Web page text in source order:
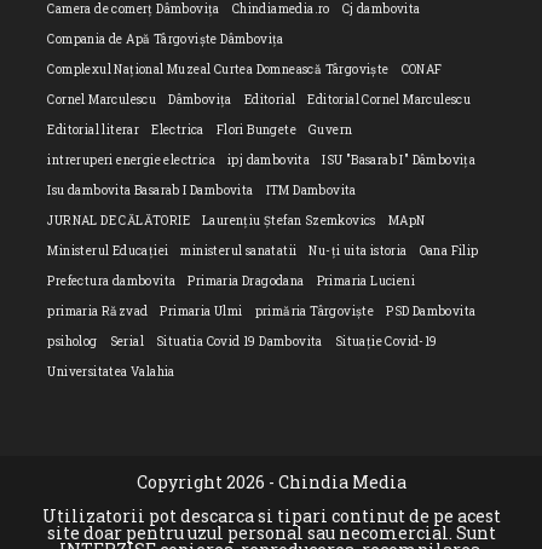
Camera de comerț Dâmbovița
Chindiamedia.ro
Cj dambovita
Compania de Apă Târgoviște Dâmbovița
Complexul Național Muzeal Curtea Domnească Târgoviște
CONAF
Cornel Marculescu
Dâmbovița Editorial
Editorial Cornel Marculescu
Editorial literar
Electrica Flori Bungete
Guvern
intreruperi energie electrica
ipj dambovita
ISU "Basarab I" Dâmbovița
Isu dambovita Basarab I Dambovita
ITM Dambovita
JURNAL DE CĂLĂTORIE
Laurențiu Ștefan Szemkovics
MApN
Ministerul Educației
ministerul sanatatii Nu-ți uita istoria
Oana Filip
Prefectura dambovita
Primaria Dragodana
Primaria Lucieni
primaria Răzvad
Primaria Ulmi primăria Târgoviște
PSD Dambovita
psiholog
Serial Situatia Covid 19 Dambovita
Situație Covid-19
Universitatea Valahia
Copyright 2026 - Chindia Media
Utilizatorii pot descarca si tipari continut de pe acest
site doar pentru uzul personal sau necomercial. Sunt